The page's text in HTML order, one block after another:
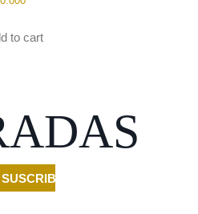
to cart
SUSCRIBIRSE